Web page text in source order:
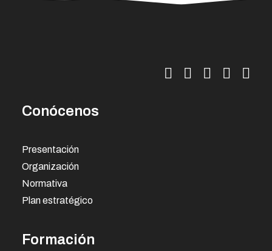
Conócenos
Presentación
Organización
Normativa
Plan estratégico
Formación